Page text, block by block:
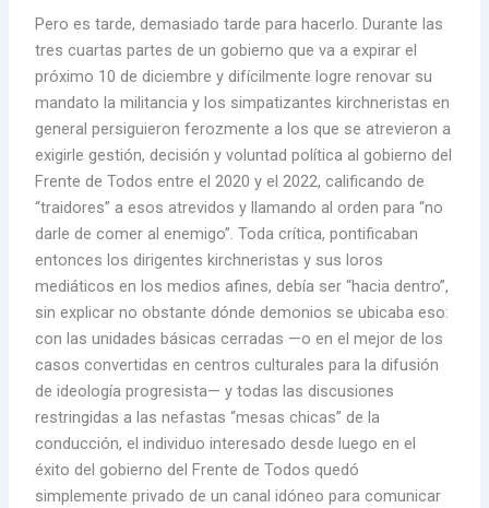
Pero es tarde, demasiado tarde para hacerlo. Durante las
tres cuartas partes de un gobierno que va a expirar el
próximo 10 de diciembre y difícilmente logre renovar su
mandato la militancia y los simpatizantes kirchneristas en
general persiguieron ferozmente a los que se atrevieron a
exigirle gestión, decisión y voluntad política al gobierno del
Frente de Todos entre el 2020 y el 2022, calificando de
“traidores” a esos atrevidos y llamando al orden para “no
darle de comer al enemigo”. Toda crítica, pontificaban
entonces los dirigentes kirchneristas y sus loros
mediáticos en los medios afines, debía ser “hacia dentro”,
sin explicar no obstante dónde demonios se ubicaba eso:
con las unidades básicas cerradas —o en el mejor de los
casos convertidas en centros culturales para la difusión
de ideología progresista— y todas las discusiones
restringidas a las nefastas “mesas chicas” de la
conducción, el individuo interesado desde luego en el
éxito del gobierno del Frente de Todos quedó
simplemente privado de un canal idóneo para comunicar